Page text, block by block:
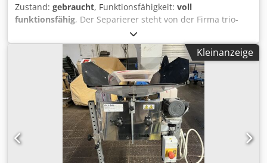
Zustand: gebraucht, Funktionsfähigkeit: voll
funktionsfähig, Der Separierer steht von der Firma trio-
technik zum Verkauf ; Befüllung über Trichter mit einer
Abdeckung aus Plexiglas L: 900mm B: 700 mm H: 700-
1200mm Dedpfx Aouhzvlemnsck Neigung max 20 Grad
Geschwindigkeit konst. Scheiben lassen sich verstellen
Kleinanzeige